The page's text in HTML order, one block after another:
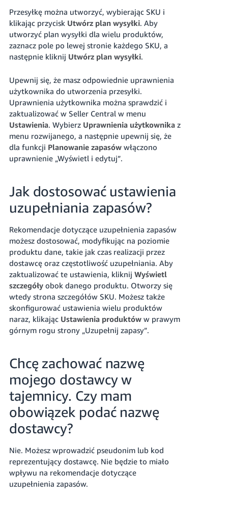
Przesyłkę można utworzyć, wybierając SKU i
klikając przycisk Utwórz plan wysyłki. Aby
utworzyć plan wysyłki dla wielu produktów,
zaznacz pole po lewej stronie każdego SKU, a
następnie kliknij Utwórz plan wysyłki.
Upewnij się, że masz odpowiednie uprawnienia
użytkownika do utworzenia przesyłki.
Uprawnienia użytkownika można sprawdzić i
zaktualizować w Seller Central w menu
Ustawienia. Wybierz Uprawnienia użytkownikaz
menu rozwijanego, a następnie upewnij się, że
dla funkcji Planowanie zapasówwłączono
uprawnienie „Wyświetl i edytuj”.
Jak dostosować ustawienia
uzupełniania zapasów?
Rekomendacje dotyczące uzupełnienia zapasów
możesz dostosować, modyfikując na poziomie
produktu dane, takie jak czas realizacji przez
dostawcę oraz częstotliwość uzupełniania. Aby
zaktualizować te ustawienia, kliknij Wyświetl
szczegółyobok danego produktu. Otworzy się
wtedy strona szczegółów SKU. Możesz także
skonfigurować ustawienia wielu produktów
naraz, klikając Ustawienia produktóww prawym
górnym rogu strony „Uzupełnij zapasy”.
Chcę zachować nazwę
mojego dostawcy w
tajemnicy. Czy mam
obowiązek podać nazwę
dostawcy?
Nie. Możesz wprowadzić pseudonim lub kod
reprezentujący dostawcę. Nie będzie to miało
wpływu na rekomendacje dotyczące
uzupełnienia zapasów.